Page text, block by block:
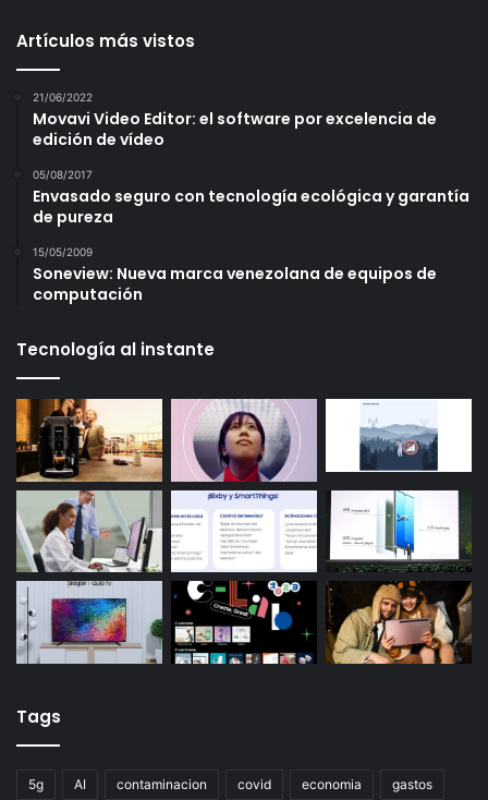
Artículos más vistos
21/06/2022
Movavi Video Editor: el software por excelencia de
edición de vídeo
05/08/2017
Envasado seguro con tecnología ecológica y garantía
de pureza
15/05/2009
Soneview: Nueva marca venezolana de equipos de
computación
Tecnología al instante
Tags
5g AI contaminacion covid economia gastos